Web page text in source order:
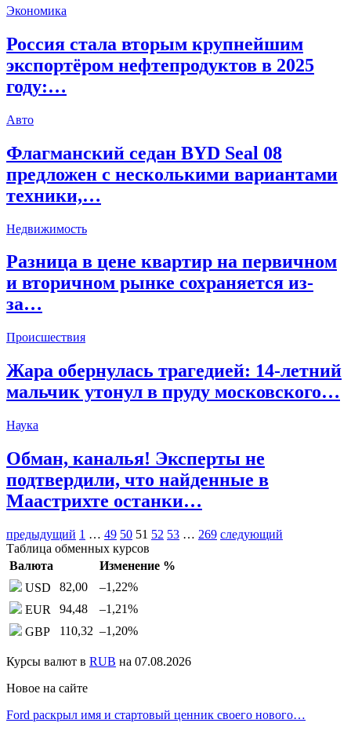
Экономика
Россия стала вторым крупнейшим
экспортёром нефтепродуктов в 2025
году:…
Авто
Флагманский седан BYD Seal 08
предложен с несколькими вариантами
техники,…
Недвижимость
Разница в цене квартир на первичном
и вторичном рынке сохраняется из-
за…
Происшествия
Жара обернулась трагедией: 14-летний
мальчик утонул в пруду московского…
Наука
Обман, каналья! Эксперты не
подтвердили, что найденные в
Маастрихте останки…
предыдущий 1 … 49 50 51 52 53 … 269 следующий
Таблица обменных курсов
Валюта
Изменение %
USD
82,00 –1,22%
EUR
94,48 –1,21%
GBP
110,32 –1,20%
Курсы валют в RUB на 07.08.2026
Новое на сайте
Ford раскрыл имя и стартовый ценник своего нового…